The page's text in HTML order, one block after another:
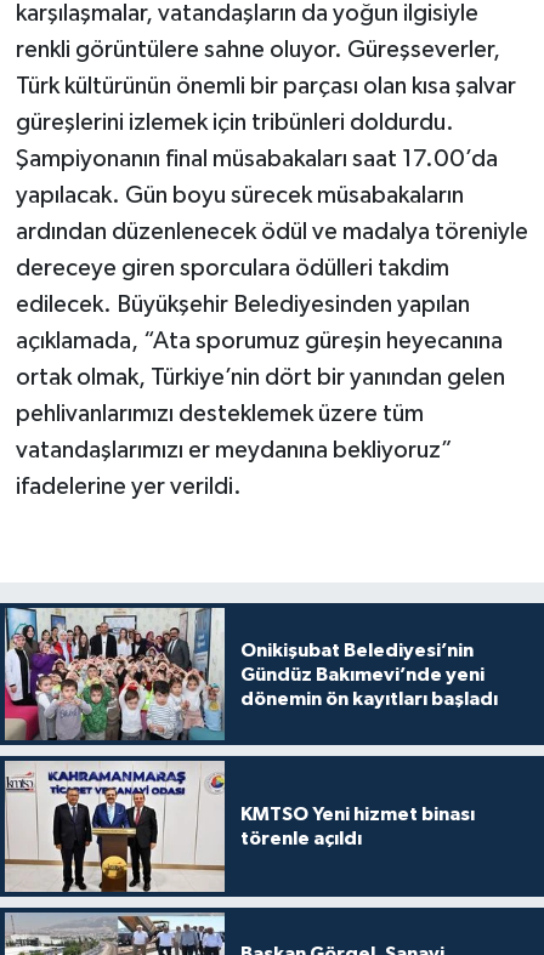
karşılaşmalar, vatandaşların da yoğun ilgisiyle
renkli görüntülere sahne oluyor. Güreşseverler,
Türk kültürünün önemli bir parçası olan kısa şalvar
güreşlerini izlemek için tribünleri doldurdu.
Şampiyonanın final müsabakaları saat 17.00’da
yapılacak. Gün boyu sürecek müsabakaların
ardından düzenlenecek ödül ve madalya töreniyle
dereceye giren sporculara ödülleri takdim
edilecek. Büyükşehir Belediyesinden yapılan
açıklamada, “Ata sporumuz güreşin heyecanına
ortak olmak, Türkiye’nin dört bir yanından gelen
pehlivanlarımızı desteklemek üzere tüm
vatandaşlarımızı er meydanına bekliyoruz”
ifadelerine yer verildi.
Onikişubat Belediyesi’nin
Gündüz Bakımevi’nde yeni
dönemin ön kayıtları başladı
KMTSO Yeni hizmet binası
törenle açıldı